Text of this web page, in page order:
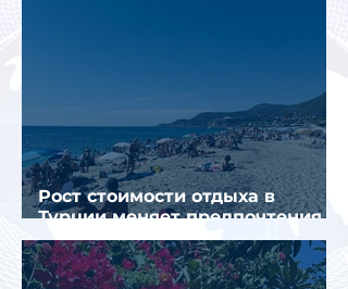
Рост стоимости отдыха в
Турции меняет предпочтения
туристов